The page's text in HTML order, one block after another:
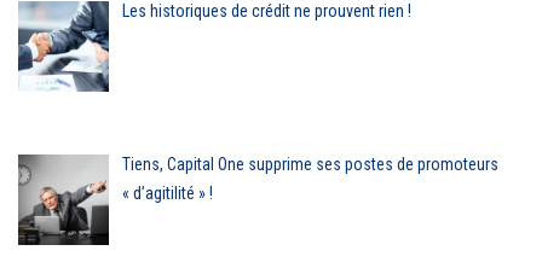
Les historiques de crédit ne prouvent rien !
Tiens, Capital One supprime ses postes de promoteurs
« d’agitilité » !